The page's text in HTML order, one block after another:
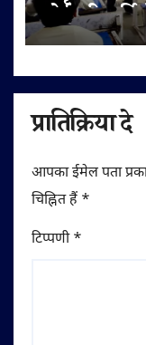
बोर्ड
प्रातिक्रिया दे
आपका ईमेल पता
चिह्नित हैं *
टिप्पणी*